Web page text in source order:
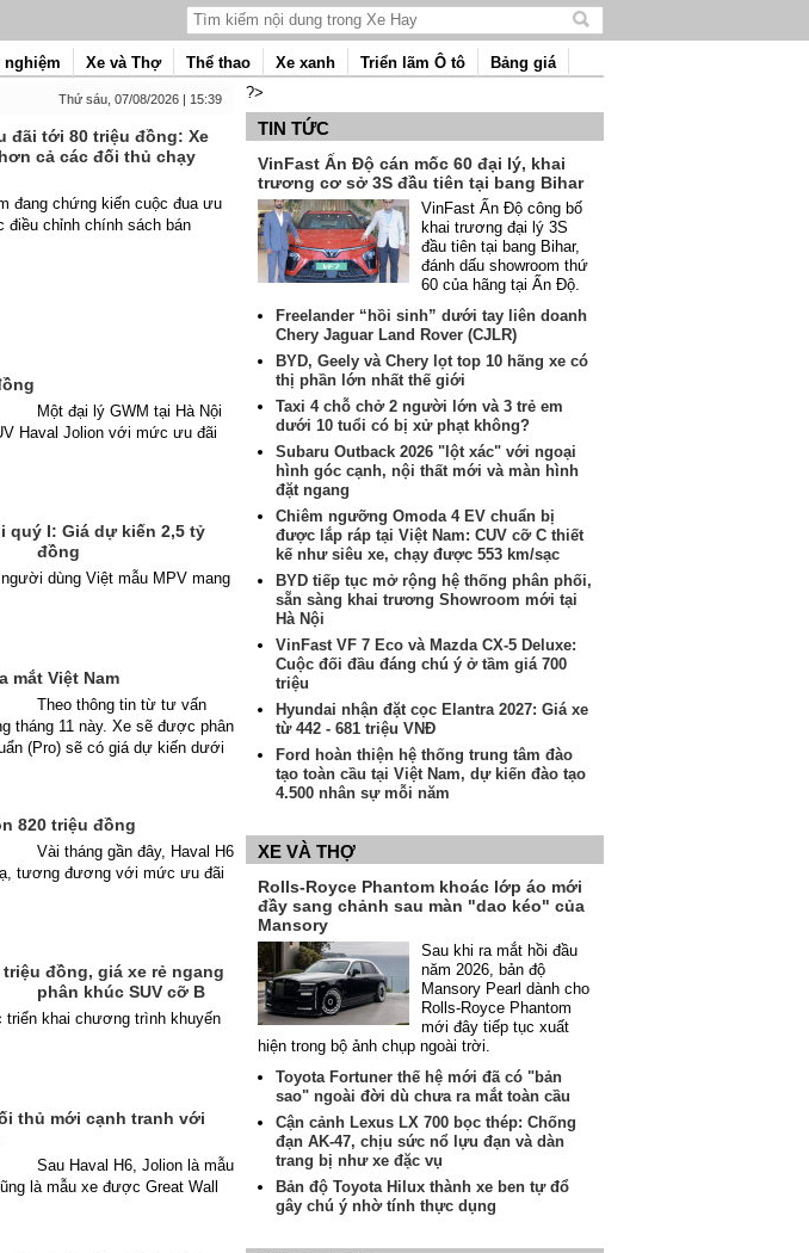
Tìm
nội
nghiệm Xe và Thợ Thể thao Xe xanh Triển lãm Ô tô
Bảng giá
Thứ sáu, 07/08/2026 | 15:39
đãi tới 80 triệu đồng: Xe
cả các đối thủ chạy
đang chứng kiến cuộc đua ưu
điều chỉnh chính sách bán
Một đại lý GWM tại Hà Nội
Haval Jolion với mức ưu đãi
quý I: Giá dự kiến 2,5 tỷ
đồng
dùng Việt mẫu MPV mang
mắt Việt Nam
Theo thông tin từ tư vấn
tháng 11 này. Xe sẽ được phân
(Pro) sẽ có giá dự kiến dưới
820 triệu đồng
Vài tháng gần đây, Haval H6
tương đương với mức ưu đãi
đồng, giá xe rẻ ngang
phân khúc SUV cỡ B
triển khai chương trình khuyến
thủ mới cạnh tranh với
Sau Haval H6, Jolion là mẫu
là mẫu xe được Great Wall
?>
TIN TỨC
VinFast Ấn Độ cán mốc 60 đại lý, khai
trương cơ sở 3S đầu tiên tại bang Bihar
VinFast Ấn Độ công bố
khai trương đại lý 3S
đầu tiên tại bang Bihar,
đánh dấu showroom thứ
60 của hãng tại Ấn Độ.
Freelander “hồi sinh” dưới tay liên doanh
Chery Jaguar Land Rover (CJLR)
BYD, Geely và Chery lọt top 10 hãng xe có
thị phần lớn nhất thế giới
Taxi 4 chỗ chở 2 người lớn và 3 trẻ em
dưới 10 tuổi có bị xử phạt không?
Subaru Outback 2026 "lột xác" với ngoại
hình góc cạnh, nội thất mới và màn hình
đặt ngang
Chiêm ngưỡng Omoda 4 EV chuẩn bị
được lắp ráp tại Việt Nam: CUV cỡ C thiết
kế như siêu xe, chạy được 553 km/sạc
BYD tiếp tục mở rộng hệ thống phân phối,
sẵn sàng khai trương Showroom mới tại
Hà Nội
VinFast VF 7 Eco và Mazda CX-5 Deluxe:
Cuộc đối đầu đáng chú ý ở tầm giá 700
triệu
Hyundai nhận đặt cọc Elantra 2027: Giá xe
từ 442 - 681 triệu VNĐ
Ford hoàn thiện hệ thống trung tâm đào
tạo toàn cầu tại Việt Nam, dự kiến đào tạo
4.500 nhân sự mỗi năm
XE VÀ THỢ
Rolls-Royce Phantom khoác lớp áo mới
đầy sang chảnh sau màn "dao kéo" của
Mansory
Sau khi ra mắt hồi đầu
năm 2026, bản độ
Mansory Pearl dành cho
Rolls-Royce Phantom
mới đây tiếp tục xuất
hiện trong bộ ảnh chụp ngoài trời.
Toyota Fortuner thế hệ mới đã có "bản
sao" ngoài đời dù chưa ra mắt toàn cầu
Cận cảnh Lexus LX 700 bọc thép: Chống
đạn AK-47, chịu sức nổ lựu đạn và dàn
trang bị như xe đặc vụ
Bản độ Toyota Hilux thành xe ben tự đổ
gây chú ý nhờ tính thực dụng